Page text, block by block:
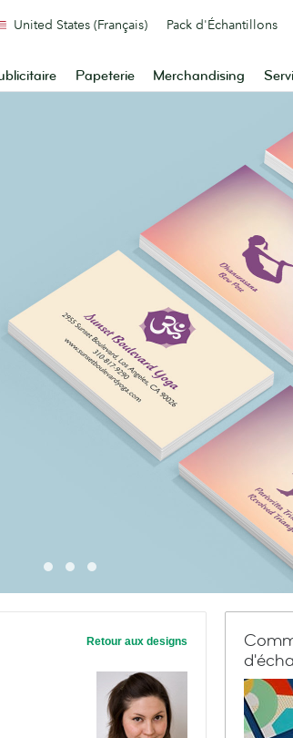
Papeterie Merchandising
United States (Français) Pack d'Échantillons
Retour aux designs